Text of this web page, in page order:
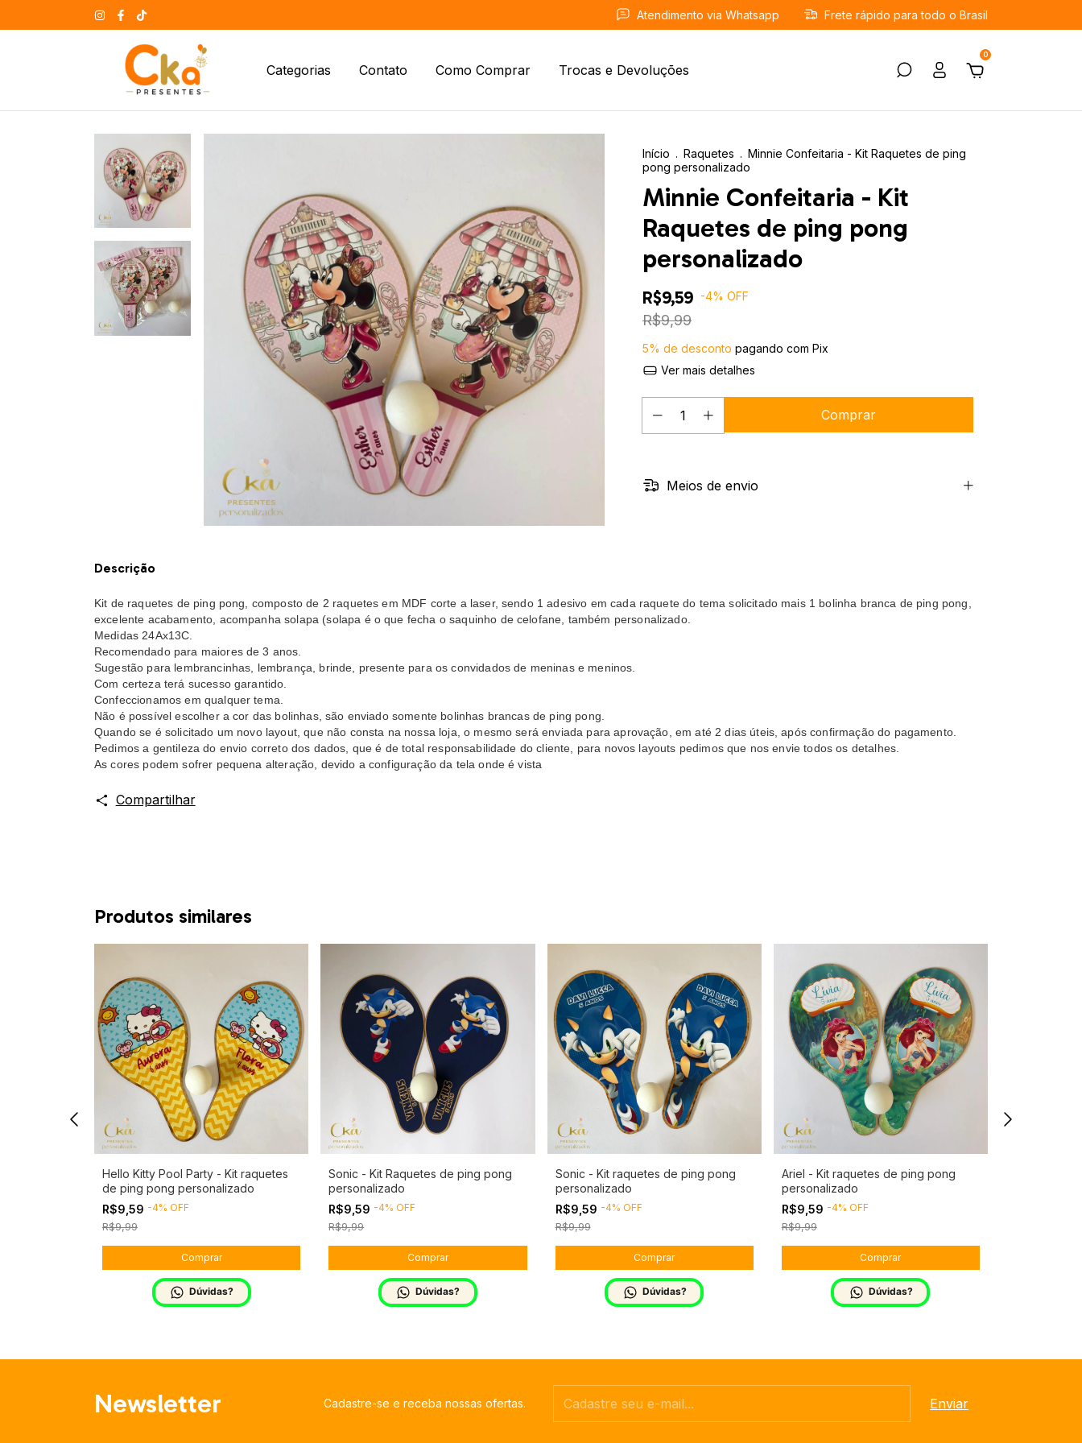
Atendimento via Whatsapp Frete rápido para todo o Brasil
Categorias Contato Como Comprar Trocas e Devoluções
0
Início . Raquetes . Minnie Confeitaria - Kit Raquetes de ping
pong personalizado
Minnie Confeitaria - Kit
Raquetes de ping pong
personalizado
R$9,59 -4% OFF
R$9,99
5% de desconto pagando com Pix
Ver mais detalhes
Meios de envio
Descrição
Kit de raquetes de ping pong, composto de 2 raquetes em MDF corte a laser, sendo 1 adesivo em cada raquete do tema solicitado mais 1 bolinha branca de ping pong,
excelente acabamento, acompanha solapa (solapa é o que fecha o saquinho de celofane, também personalizado.
Medidas 24Ax13C.
Recomendado para maiores de 3 anos.
Sugestão para lembrancinhas, lembrança, brinde, presente para os convidados de meninas e meninos.
Com certeza terá sucesso garantido.
Confeccionamos em qualquer tema.
Não é possível escolher a cor das bolinhas, são enviado somente bolinhas brancas de ping pong.
Quando se é solicitado um novo layout, que não consta na nossa loja, o mesmo será enviada para aprovação, em até 2 dias úteis, após confirmação do pagamento.
Pedimos a gentileza do envio correto dos dados, que é de total responsabilidade do cliente, para novos layouts pedimos que nos envie todos os detalhes.
As cores podem sofrer pequena alteração, devido a configuração da tela onde é vista
Compartilhar
Produtos similares
Hello Kitty Pool Party - Kit raquetes
de ping pong personalizado
R$9,59 -4% OFF
R$9,99
Dúvidas?
Sonic - Kit Raquetes de ping pong
personalizado
R$9,59 -4%OFF
R$9,99
Dúvidas?
Sonic - Kit raquetes de ping pong
personalizado
R$9,59 -4% OFF
R$9,99
Dúvidas?
Ariel - Kit raquetes de ping pong
personalizado
R$9,59 -4% OFF
R$9,99
Dúvidas?
Newsletter Cadastre-se e receba nossas ofertas.